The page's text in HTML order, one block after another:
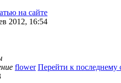
на сайте
2012, 16:54
flower Перейти к